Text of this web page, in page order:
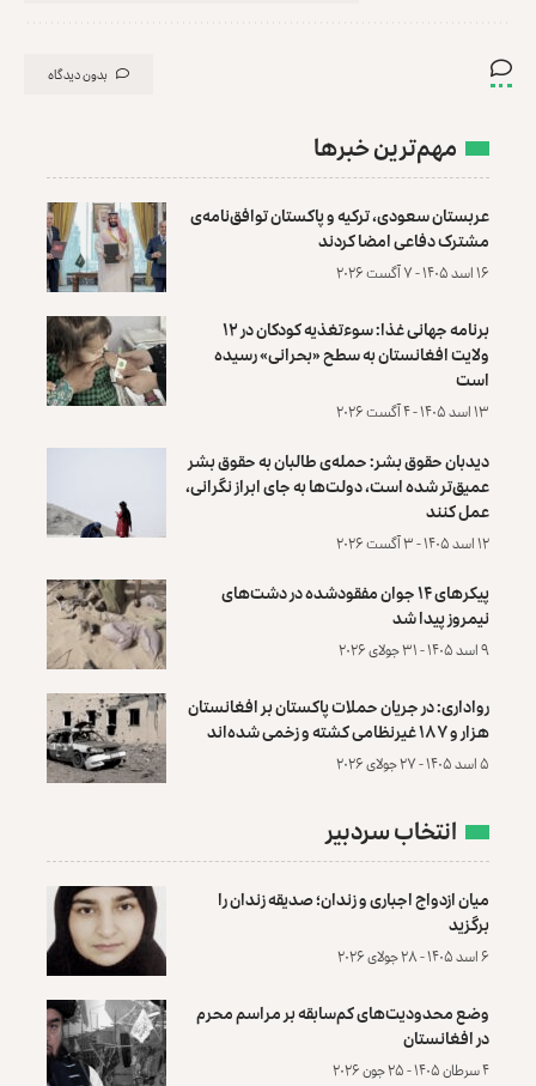
بدون دیدگاه
مهم‌ترین خبرها
عربستان سعودی، ترکیه و پاکستان توافق‌نامه‌ی
مشترک دفاعی امضا کردند
۱۶ اسد ۱۴۰۵ - ۷ آگست ۲۰۲۶
برنامه جهانی غذا: سوءتغذیه کودکان در ۱۲
ولایت افغانستان به سطح «بحرانی» رسیده
است
۱۳ اسد ۱۴۰۵ - ۴ آگست ۲۰۲۶
دیدبان حقوق بشر: حمله‌ی طالبان به حقوق بشر
عمیق‌تر شده است، دولت‌ها به جای ابراز نگرانی،
عمل کنند
۱۲ اسد ۱۴۰۵ - ۳ آگست ۲۰۲۶
پیکرهای ۱۴ جوان مفقودشده در دشت‌های
نیمروز پیدا شد
۹ اسد ۱۴۰۵ - ۳۱ جولای ۲۰۲۶
رواداری: در جریان حملات پاکستان بر افغانستان
هزار و ۱۸۷ غیرنظامی کشته و زخمی شده‌اند
۵ اسد ۱۴۰۵ - ۲۷ جولای ۲۰۲۶
انتخاب سردبیر
میان ازدواج اجباری و زندان؛ صدیقه زندان را
برگزید
۶ اسد ۱۴۰۵ - ۲۸ جولای ۲۰۲۶
وضع محدودیت‌های کم‌سابقه بر مراسم محرم
در افغانستان
۴ سرطان ۱۴۰۵ - ۲۵ جون ۲۰۲۶